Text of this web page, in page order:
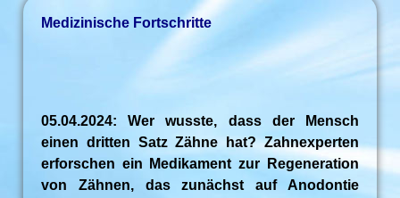
Medizinische Fortschritte
05.04.2024: Wer wusste, dass der Mensch
einen dritten Satz Zähne hat? Zahnexperten
erforschen ein Medikament zur Regeneration
von Zähnen, das zunächst auf Anodontie